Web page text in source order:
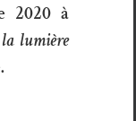
2020 à
la lumière